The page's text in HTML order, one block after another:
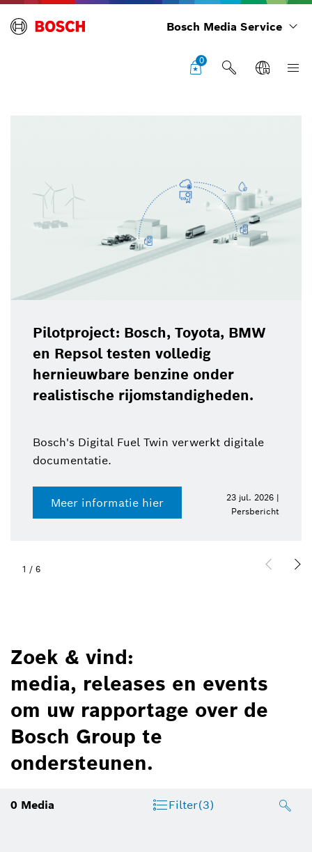
Bosch Media Service
0
Pilotproject: Bosch, Toyota, BMW
en Repsol testen volledig
hernieuwbare benzine onder
realistische rijomstandigheden.
Bosch's Digital Fuel Twin verwerkt digitale
documentatie.
Meer informatie hier
23 jul. 2026 |
Persbericht
1 / 6
Zoek & vind:
media, releases en events
om uw rapportage over de
Bosch Group te
ondersteunen.
0 Media Filter(3)